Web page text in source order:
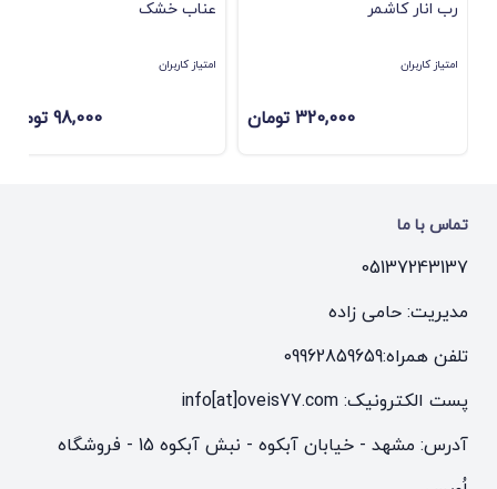
رب انار کاشمر
امتیاز کاربران
320,000 تومان
عناب خشک
امتیاز کاربران
98,000 تومان
تماس با ما
05137243137
مدیریت: حامی زاده
تلفن همراه:09962859659
پست الکترونیک: info[at]oveis77.com
آدرس: مشهد - خیابان آبکوه - نبش آبکوه 15 - فروشگاه